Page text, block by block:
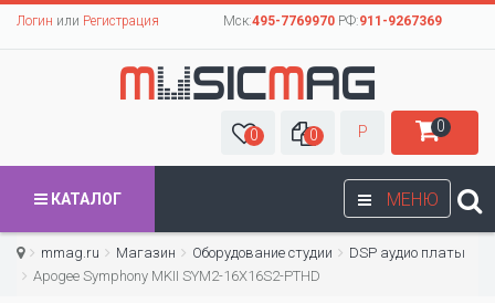
Логин или Регистрация Мск:495-7769970РФ:911-9267369
0 0 Р 0
МЕНЮ
КАТАЛОГ
mmag.ru Магазин Оборудование студии
DSP аудио платы
Apogee Symphony MKII SYM2-16X16S2-PTHD